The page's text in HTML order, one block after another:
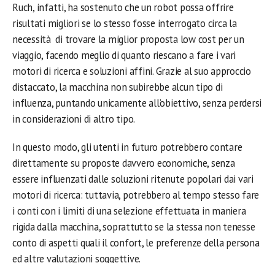
Ruch, infatti, ha sostenuto che un robot possa offrire
risultati migliori se lo stesso fosse interrogato circa la
necessità di trovare la miglior proposta low cost per un
viaggio, facendo meglio di quanto riescano a fare i vari
motori di ricerca e soluzioni affini. Grazie al suo approccio
distaccato, la macchina non subirebbe alcun tipo di
influenza, puntando unicamente all’obiettivo, senza perdersi
in considerazioni di altro tipo.
In questo modo, gli utenti in futuro potrebbero contare
direttamente su proposte davvero economiche, senza
essere influenzati dalle soluzioni ritenute popolari dai vari
motori di ricerca: tuttavia, potrebbero al tempo stesso fare
i conti con i limiti di una selezione effettuata in maniera
rigida dalla macchina, soprattutto se la stessa non tenesse
conto di aspetti quali il confort, le preferenze della persona
ed altre valutazioni soggettive.